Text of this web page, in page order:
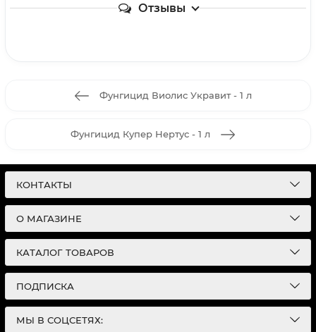
Отзывы
Фунгицид Виолис Укравит - 1 л
Фунгицид Купер Нертус - 1 л
КОНТАКТЫ
О МАГАЗИНЕ
КАТАЛОГ ТОВАРОВ
ПОДПИСКА
МЫ В СОЦСЕТЯХ: